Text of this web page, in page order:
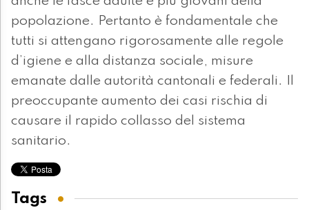
popolazione. Pertanto è fondamentale che
tutti si attengano rigorosamente alle regole
d’igiene e alla distanza sociale, misure
emanate dalle autorità cantonali e federali. Il
preoccupante aumento dei casi rischia di
causare il rapido collasso del sistema
sanitario.
Tags